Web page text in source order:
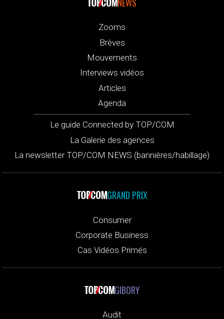
Zooms
Brèves
Mouvements
Interviews vidéos
Articles
Agenda
Le guide Connected by TOP/COM
La Galerie des agences
La newsletter TOP/COM NEWS (bannières/habillage)
GRAND PRIX
Consumer
Corporate Business
Cas Vidéos Primés
GIBORY
Audit